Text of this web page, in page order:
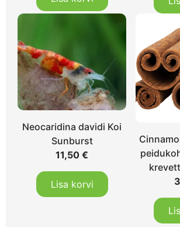
Neocaridina davidi Koi
Sunburst
11,50€
Lisa korvi